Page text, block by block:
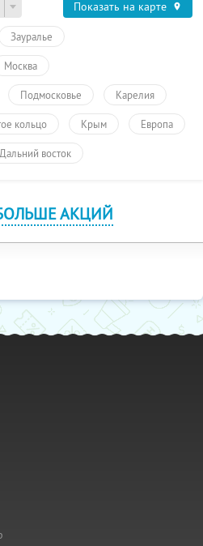
Показать на карте
Зауралье
Москва
Подмосковье Карелия
кольцо Крым Европа
Дальний восток
АКЦИЙ